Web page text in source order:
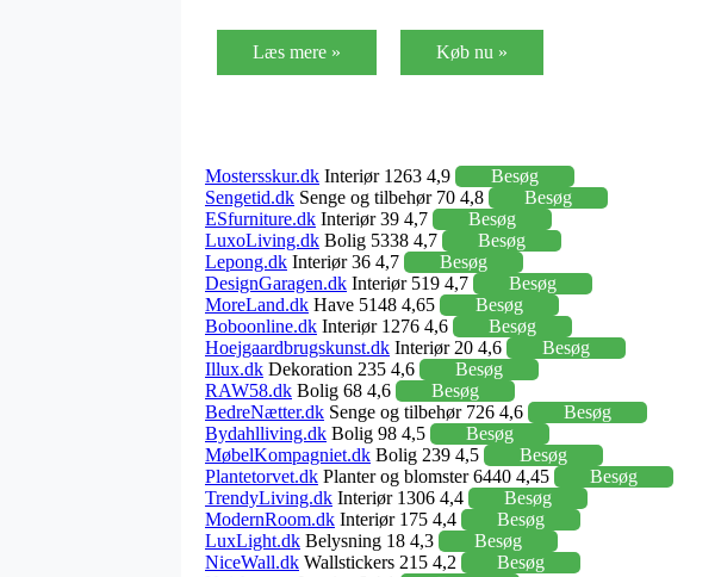
Læs mere » Køb nu »
Mostersskur.dk Interiør 1263 4,9
Besøg
Sengetid.dk Senge og tilbehør 70 4,8
Besøg
ESfurniture.dk Interiør 39 4,7
Besøg
LuxoLiving.dk Bolig 5338 4,7
Besøg
Lepong.dk Interiør 36 4,7
Besøg
DesignGaragen.dk Interiør 519 4,7
Besøg
MoreLand.dk Have 5148 4,65
Besøg
Boboonline.dk Interiør 1276 4,6
Besøg
Hoejgaardbrugskunst.dk Interiør 20 4,6
Besøg
Illux.dk Dekoration 235 4,6
Besøg
RAW58.dk Bolig 68 4,6
Besøg
BedreNætter.dk Senge og tilbehør 726 4,6
Besøg
Bydahlliving.dk Bolig 98 4,5
Besøg
MøbelKompagniet.dk Bolig 239 4,5
Besøg
Plantetorvet.dk Planter og blomster 6440 4,45
Besøg
TrendyLiving.dk Interiør 1306 4,4
Besøg
ModernRoom.dk Interiør 175 4,4
Besøg
LuxLight.dk Belysning 18 4,3
Besøg
NiceWall.dk Wallstickers 215 4,2
Besøg